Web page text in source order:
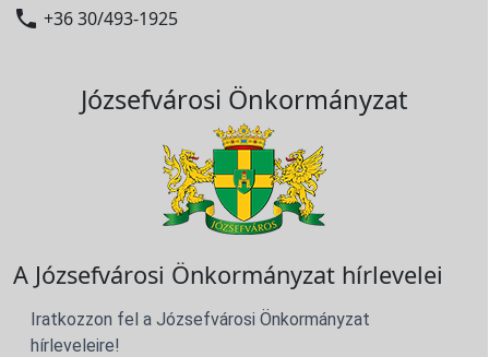
 +36 30/493-1925
Józsefvárosi Önkormányzat
A Józsefvárosi Önkormányzat hírlevelei
Iratkozzon fel a Józsefvárosi Önkormányzat
hírleveleire!